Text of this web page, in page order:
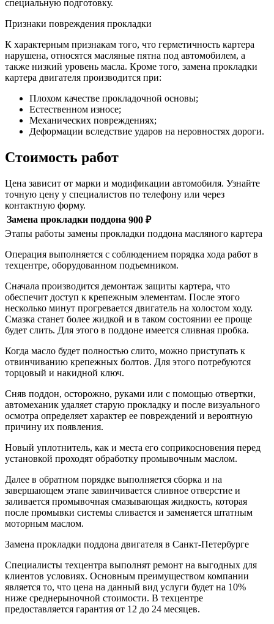
специальную подготовку.
Признаки повреждения прокладки
К характерным признакам того, что герметичность картера
нарушена, относятся масляные пятна под автомобилем, а
также низкий уровень масла. Кроме того, замена прокладки
картера двигателя производится при:
Плохом качестве прокладочной основы;
Естественном износе;
Механических повреждениях;
Деформации вследствие ударов на неровностях дороги.
Стоимость работ
Цена зависит от марки и модификации автомобиля. Узнайте
точную цену у специалистов по телефону или через
контактную форму.
Замена прокладки поддона 900 ₽
Этапы работы замены прокладки поддона масляного картера
Операция выполняется с соблюдением порядка хода работ в
техцентре, оборудованном подъемником.
Сначала производится демонтаж защиты картера, что
обеспечит доступ к крепежным элементам. После этого
несколько минут прогревается двигатель на холостом ходу.
Смазка станет более жидкой и в таком состоянии ее проще
будет слить. Для этого в поддоне имеется сливная пробка.
Когда масло будет полностью слито, можно приступать к
отвинчиванию крепежных болтов. Для этого потребуются
торцовый и накидной ключ.
Сняв поддон, осторожно, руками или с помощью отвертки,
автомеханик удаляет старую прокладку и после визуального
осмотра определяет характер ее повреждений и вероятную
причину их появления.
Новый уплотнитель, как и места его соприкосновения перед
установкой проходят обработку промывочным маслом.
Далее в обратном порядке выполняется сборка и на
завершающем этапе завинчивается сливное отверстие и
заливается промывочная смазывающая жидкость, которая
после промывки системы сливается и заменяется штатным
моторным маслом.
Замена прокладки поддона двигателя в Санкт-Петербурге
Специалисты техцентра выполнят ремонт на выгодных для
клиентов условиях. Основным преимуществом компании
является то, что цена на данный вид услуги будет на 10%
ниже среднерыночной стоимости. В техцентре
предоставляется гарантия от 12 до 24 месяцев.